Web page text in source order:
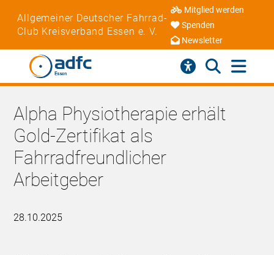
Allgemeiner Deutscher Fahrrad-
Club Kreisverband Essen e. V.
Mitglied werden
Spenden
Newsletter
Alpha Physiotherapie erhält
Gold-Zertifikat als
Fahrradfreundlicher
Arbeitgeber
28.10.2025